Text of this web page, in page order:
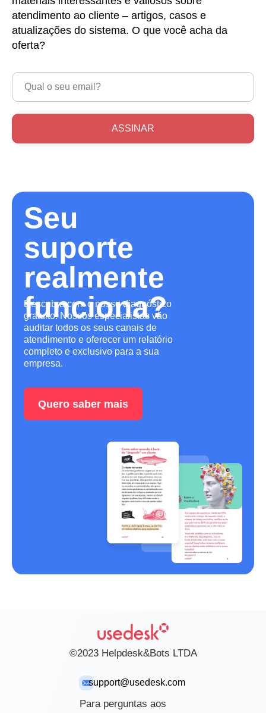
atendimento ao cliente – artigos, casos e
atualizações do sistema. O que você acha da
oferta?
ASSINAR
Seu
suporte
realmente
funciona?
Descubra com o nosso diagnóstico
gratuito! Nossos especialistas vão
auditar todos os seus canais de
atendimento e oferecer um relatório
completo e exclusivo para a sua
empresa.
Quero saber mais
©2023 Helpdesk&Bots LTDA
support@usedesk.com
Para perguntas aos